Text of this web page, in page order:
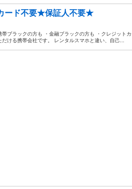
ード不要★保証人不要★
ブラックの方も ・金融ブラックの方も ・クレジットカ
ける携帯会社です。 レンタルスマホと違い、自己...